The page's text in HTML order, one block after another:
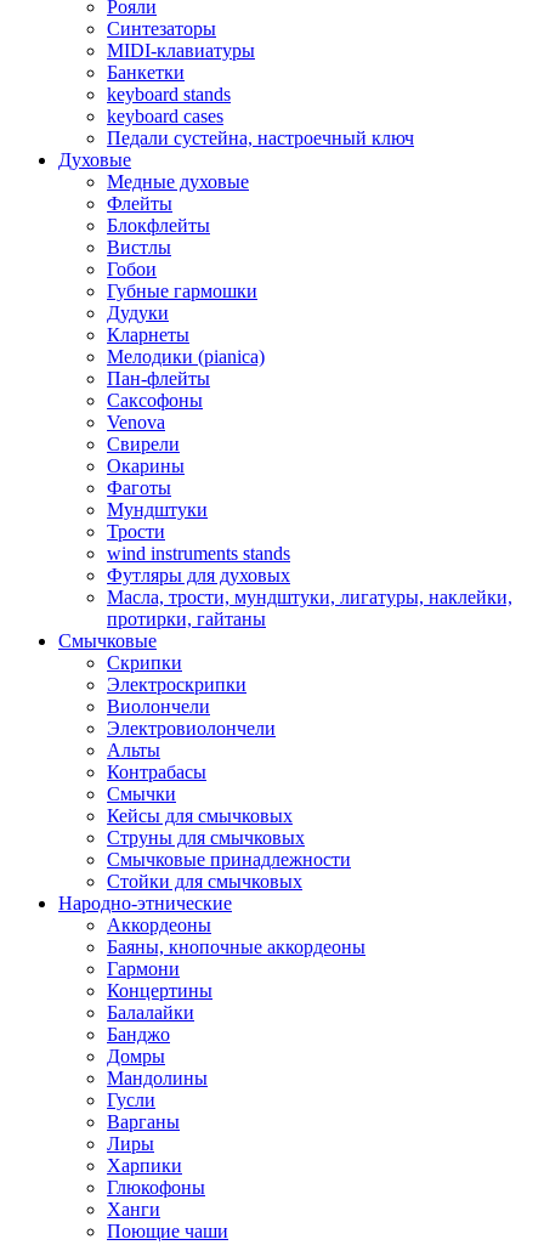
Рояли
Синтезаторы
MIDI-клавиатуры
Банкетки
keyboard stands
keyboard cases
Педали сустейна, настроечный ключ
Духовые
Медные духовые
Флейты
Блокфлейты
Вистлы
Гобои
Губные гармошки
Дудуки
Кларнеты
Мелодики (pianica)
Пан-флейты
Саксофоны
Venova
Свирели
Окарины
Фаготы
Мундштуки
Трости
wind instruments stands
Футляры для духовых
Масла, трости, мундштуки, лигатуры, наклейки,
протирки, гайтаны
Смычковые
Скрипки
Электроскрипки
Виолончели
Электровиолончели
Альты
Контрабасы
Смычки
Кейсы для смычковых
Струны для смычковых
Смычковые принадлежности
Стойки для смычковых
Народно-этнические
Аккордеоны
Баяны, кнопочные аккордеоны
Гармони
Концертины
Балалайки
Банджо
Домры
Мандолины
Гусли
Варганы
Лиры
Харпики
Глюкофоны
Ханги
Поющие чаши